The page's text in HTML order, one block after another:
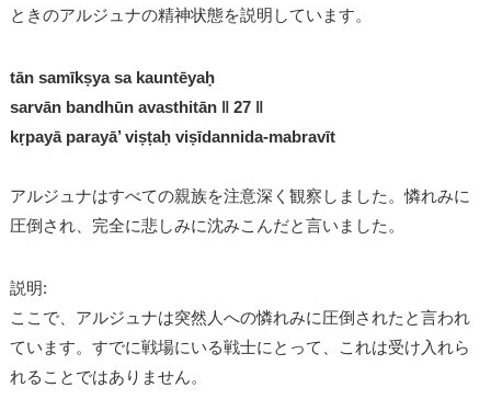
ときのアルジュナの精神状態を説明しています。
tān samīkṣya sa kauntēyaḥ
sarvān bandhūn avasthitān ǁ 27 ǁ
kṛpayā parayā’ viṣṭaḥ viṣīdannida-mabravīt
アルジュナはすべての親族を注意深く観察しました。憐れみに
圧倒され、完全に悲しみに沈みこんだと言いました。
説明:
ここで、アルジュナは突然人への憐れみに圧倒されたと言われ
ています。すでに戦場にいる戦士にとって、これは受け入れら
れることではありません。